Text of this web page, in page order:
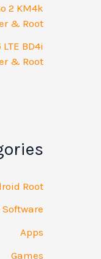
2 KM4k
& Root
BD4i
& Root
Root
Apps
Games